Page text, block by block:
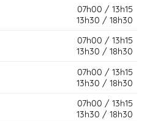
07h00 / 13h15
13h30 / 18h30
07h00 / 13h15
13h30 / 18h30
07h00 / 13h15
13h30 / 18h30
07h00 / 13h15
13h30 / 18h30